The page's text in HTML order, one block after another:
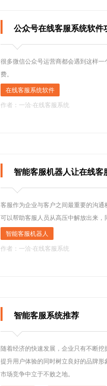
公众号在线客服系统软件
很多微信公众号运营商都会遇到这样
费。
在线客服系统软件
作者：一洽·在线客服系统
智能客服机器人让在线客
客服作为企业与客户之间最重要的沟
可以帮助客服人员从高压中解放出来，
智能客服机器人
作者：一洽·在线客服系统
智能客服系统推荐
随着经济的快速发展，企业只有不断
提升用户体验的同时树立良好的品牌
市场竞争中立于不败之地。